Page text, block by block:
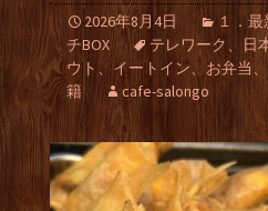
2026年8月4日 １．
チBOX
テレワーク、日
ウト、イートイン、お弁当
籍
cafe-salongo